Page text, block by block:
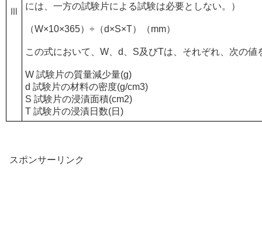
Ⅲ
には、一方の試験片による試験は必要としない。）
（W×10×365）÷（d×S×T）（mm）
この式において、W、d、S及びTは、それぞれ、次の値
W 試験片の質量減少量(g)
d 試験片の材料の密度(g/cm3)
S 試験片の浸漬面積(cm2)
T 試験片の浸漬日数(日)
スポンサーリンク